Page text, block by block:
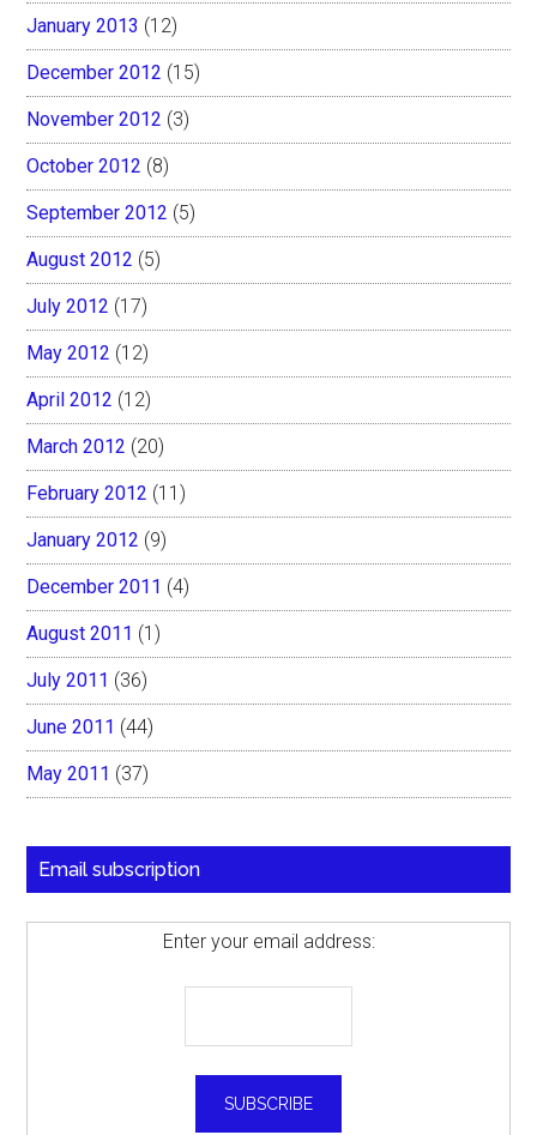
January 2013 (12)
December 2012 (15)
November 2012 (3)
October 2012 (8)
September 2012 (5)
August 2012 (5)
July 2012 (17)
May 2012 (12)
April 2012 (12)
March 2012 (20)
February 2012 (11)
January 2012 (9)
December 2011 (4)
August 2011 (1)
July 2011 (36)
June 2011 (44)
May 2011 (37)
Email subscription
Enter your email address: